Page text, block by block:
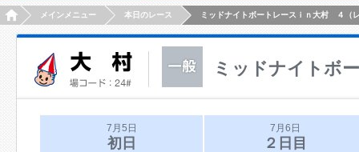
HOMEメインメニュー 本日のレース ミッドナイトボートレースｉｎ大村 ４（
ミッドナイトボ
7月5日
初日
7月6日
２日目